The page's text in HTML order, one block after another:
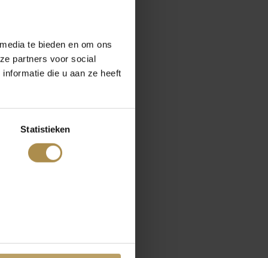
te bieden en om ons
partners voor social
die u aan ze heeft
Statistieken